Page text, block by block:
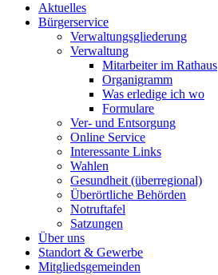
Aktuelles
Bürgerservice
Verwaltungsgliederung
Verwaltung
Mitarbeiter im Rathaus
Organigramm
Was erledige ich wo
Formulare
Ver- und Entsorgung
Online Service
Interessante Links
Wahlen
Gesundheit (überregional)
Überörtliche Behörden
Notruftafel
Satzungen
Über uns
Standort & Gewerbe
Mitgliedsgemeinden